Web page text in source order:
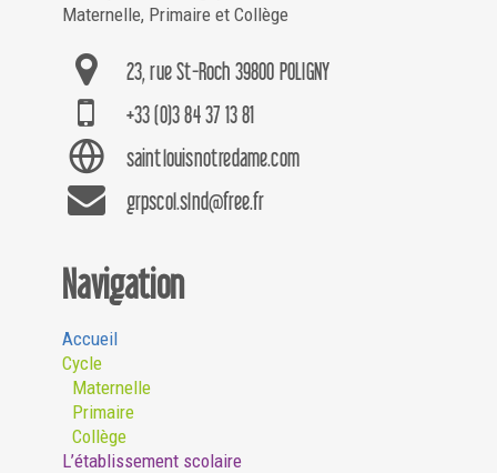
Maternelle, Primaire et Collège
23, rue St-Roch 39800 POLIGNY
+33 (0)3 84 37 13 81
saintlouisnotredame.com
grpscol.slnd@free.fr
Navigation
Accueil
Cycle
Maternelle
Primaire
Collège
L’établissement scolaire